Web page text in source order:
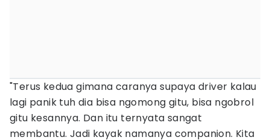
"Terus kedua gimana caranya supaya driver kalau
lagi panik tuh dia bisa ngomong gitu, bisa ngobrol
gitu kesannya. Dan itu ternyata sangat
membantu. Jadi kayak namanya companion. Kita